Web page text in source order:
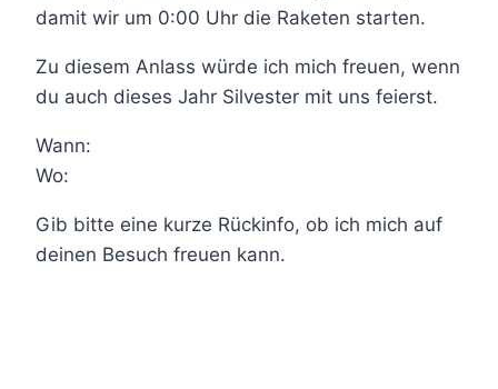
damit wir um 0:00 Uhr die Raketen starten.
Zu diesem Anlass würde ich mich freuen, wenn
du auch dieses Jahr Silvester mit uns feierst.
Wann:
Wo:
Gib bitte eine kurze Rückinfo, ob ich mich auf
deinen Besuch freuen kann.